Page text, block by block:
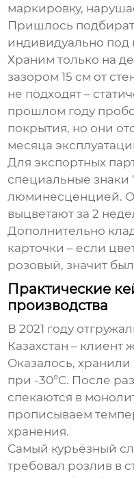
маркировку,
Пришлось
индивидуально
Храним только на
зазором 15 см от
не подходят –
прошлом году
покрытия, но они
месяца
Для экспортных
специальные знаки
люминесценцией.
выцветают за 2
Дополнительно
карточки – если
розовый, значит
Практические
производства
В 2021 году
Казахстан – клиент
Оказалось,
при -30°C. После
спекаются в
прописываем
хранения.
Самый курьёзный
требовал розлив в